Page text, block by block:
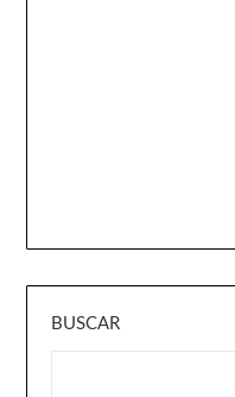
BUSCAR